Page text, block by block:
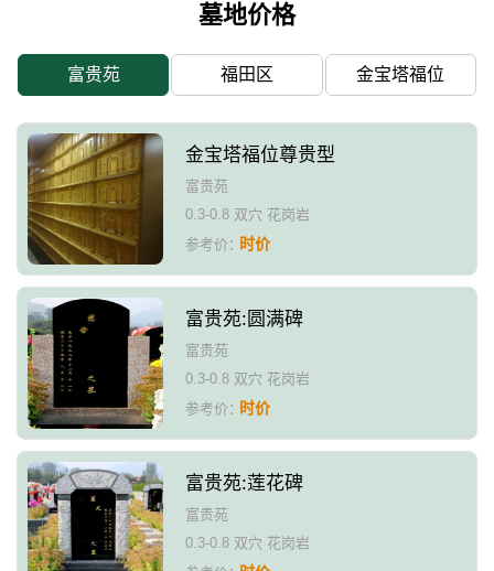
墓地价格
富贵苑 福田区 金宝塔福位
金宝塔福位尊贵型
富贵苑
0.3-0.8 双穴 花岗岩
参考价：时价
富贵苑:圆满碑
富贵苑
0.3-0.8 双穴 花岗岩
参考价：时价
富贵苑:莲花碑
富贵苑
0.3-0.8 双穴 花岗岩